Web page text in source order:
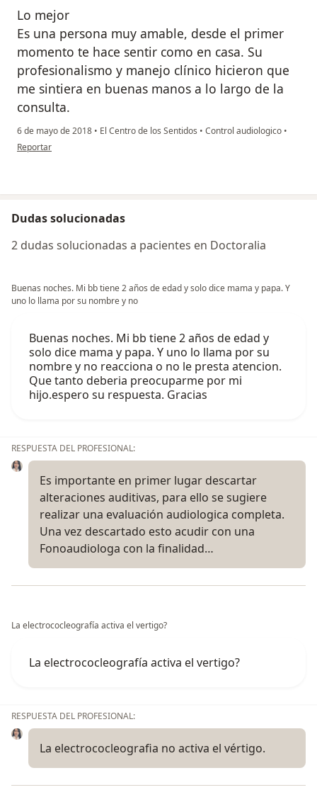
Lo mejor
Es una persona muy amable, desde el primer
momento te hace sentir como en casa. Su
profesionalismo y manejo clínico hicieron que
me sintiera en buenas manos a lo largo de la
consulta.
6 de mayo de 2018 • El Centro de los Sentidos • Control audiologico •
en opinión del usuario anónimo
Reportar
Dudas solucionadas
2 dudas solucionadas a pacientes en Doctoralia
Buenas noches. Mi bb tiene 2 años de edad y solo dice mama y papa. Y
uno lo llama por su nombre y no
Buenas noches. Mi bb tiene 2 años de edad y
solo dice mama y papa. Y uno lo llama por su
nombre y no reacciona o no le presta atencion.
Que tanto deberia preocuparme por mi
hijo.espero su respuesta. Gracias
RESPUESTA DEL PROFESIONAL:
Es importante en primer lugar descartar
alteraciones auditivas, para ello se sugiere
realizar una evaluación audiologica completa.
Una vez descartado esto acudir con una
Fonoaudiologa con la finalidad…
La electrococleografía activa el vertigo?
La electrococleografía activa el vertigo?
RESPUESTA DEL PROFESIONAL:
La electrococleografia no activa el vértigo.